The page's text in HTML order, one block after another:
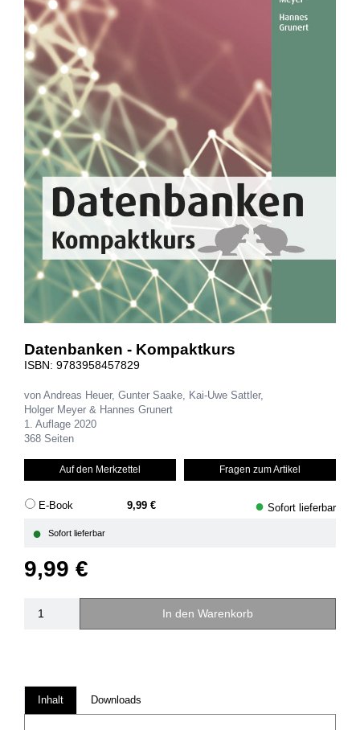
Datenbanken - Kompaktkurs
ISBN: 9783958457829
von Andreas Heuer, Gunter Saake, Kai-Uwe Sattler,
Holger Meyer & Hannes Grunert
1. Auflage 2020
368 Seiten
Auf den Merkzettel Fragen zum Artikel
E-Book 9,99 € ● Sofort lieferbar
● Sofort lieferbar
9,99 €
In den Warenkorb
Inhalt Downloads